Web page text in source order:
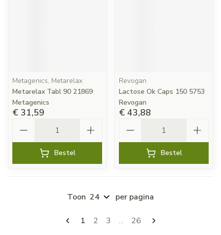
Metagenics, Metarelax
Metarelax Tabl 90 21869
Metagenics
€ 31,59
Bestel
Revogan
Lactose Ok Caps 150 5753
Revogan
€ 43,88
Bestel
Pagina's
U lees momenteel pagina
1 Pagina
2 Pagina
3 ... Pagina
26
Toon per pagina